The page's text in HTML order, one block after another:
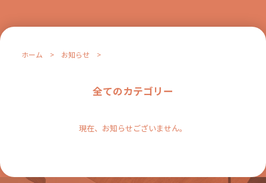
ホーム > お知らせ>
全てのカテゴリー
現在、お知らせございません。